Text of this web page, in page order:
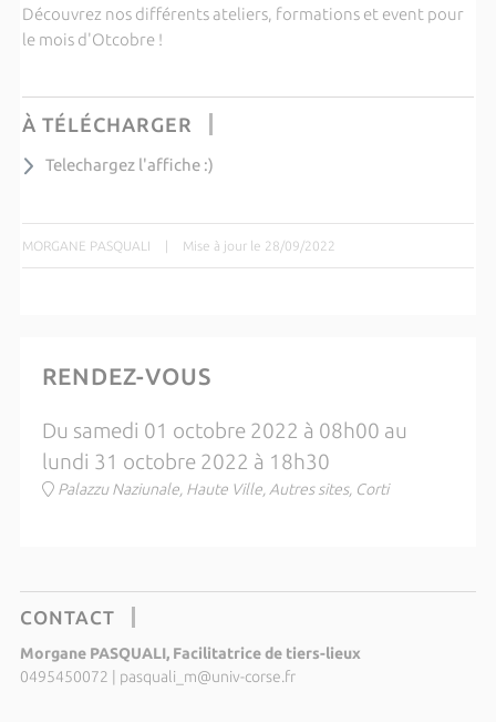
Découvrez nos différents ateliers, formations et event pour
le mois d'Otcobre !
À TÉLÉCHARGER
Telechargez l'affiche :)
MORGANE PASQUALI | Mise à jour le 28/09/2022
RENDEZ-VOUS
Du samedi 01 octobre 2022 à 08h00 au
lundi 31 octobre 2022 à 18h30
Palazzu Naziunale, Haute Ville, Autres sites, Corti
CONTACT
Morgane PASQUALI, Facilitatrice de tiers-lieux
0495450072 | pasquali_m@univ-corse.fr